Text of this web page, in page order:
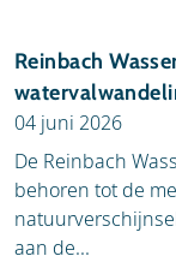
Reinbach
04 juni 2026
De Reinbach
behoren tot de
aan de...